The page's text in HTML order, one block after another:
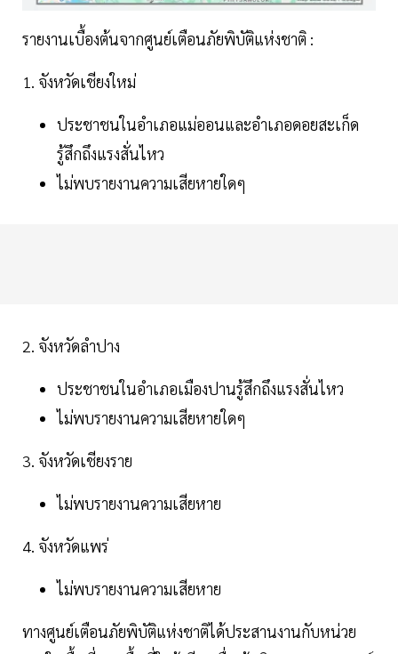
รายงานเบื้องต้นจากศูนย์เตือนภัยพิบัติแห่งชาติ :
1. จังหวัดเชียงใหม่
ประชาชนในอำเภอแม่ออนและอำเภอดอยสะเก็ด
รู้สึกถึงแรงสั่นไหว
ไม่พบรายงานความเสียหายใดๆ
2. จังหวัดลำปาง
ประชาชนในอำเภอเมืองปานรู้สึกถึงแรงสั่นไหว
ไม่พบรายงานความเสียหายใดๆ
3. จังหวัดเชียงราย
ไม่พบรายงานความเสียหาย
4. จังหวัดแพร่
ไม่พบรายงานความเสียหาย
ทางศูนย์เตือนภัยพิบัติแห่งชาติได้ประสานงานกับหน่วย